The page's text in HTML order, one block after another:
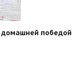
победой